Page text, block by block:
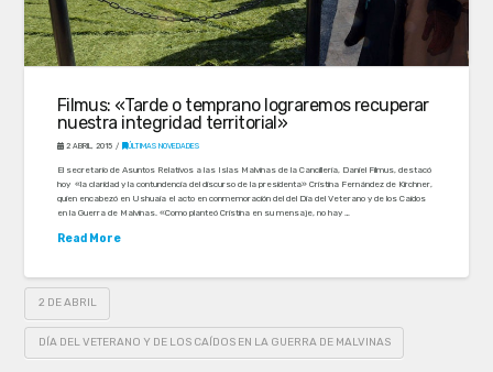
Filmus: «Tarde o temprano lograremos recuperar
nuestra integridad territorial»
2 ABRIL, 2015 ÚLTIMAS NOVEDADES
El secretario de Asuntos Relativos a las Islas Malvinas de la Cancillería, Daniel Filmus, destacó
hoy «la claridad y la contundencia del discurso de la presidenta» Cristina Fernández de Kirchner,
quien encabezó en Ushuaia el acto en conmemoración del del Día del Veterano y de los Caídos
en la Guerra de Malvinas. «Como planteó Cristina en su mensaje, no hay …
Read More
2 DE ABRIL
DÍA DEL VETERANO Y DE LOS CAÍDOS EN LA GUERRA DE MALVINAS